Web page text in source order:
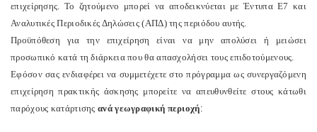
επιχείρησης. Το ζητούμενο μπορεί να αποδεικνύεται με Έντυπα Ε7 και
Αναλυτικές Περιοδικές Δηλώσεις (ΑΠΔ) της περιόδου αυτής.
Προϋπόθεση για την επιχείρηση είναι
να μην απολύσει ή μειώσει
προσωπικό κατά τη διάρκεια που θα απασχολήσει τους επιδοτούμενους.
Εφόσον σας ενδιαφέρει να συμμετέχετε στο πρόγραμμα ως συνεργαζόμενη
επιχείρηση πρακτικής άσκησης μπορείτε να απευθυνθείτε στους κάτωθι
παρόχους κατάρτισης ανά γεωγραφική περιοχή: